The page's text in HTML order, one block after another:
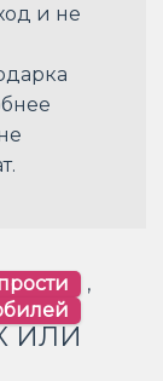
и не
,
ИЛИ